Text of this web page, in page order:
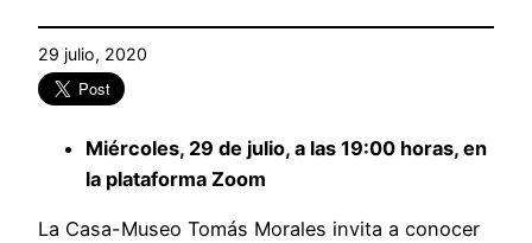
29 julio, 2020
Miércoles, 29 de julio, a las 19:00 horas, en
la plataforma Zoom
La Casa-Museo Tomás Morales invita a conocer